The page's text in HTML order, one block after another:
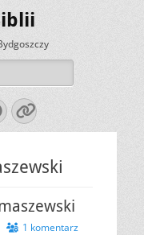
Link
1 komentarz